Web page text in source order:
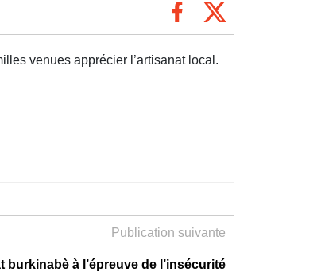
venues apprécier l’artisanat local.
Publication suivante
burkinabè à l’épreuve de l’insécurité